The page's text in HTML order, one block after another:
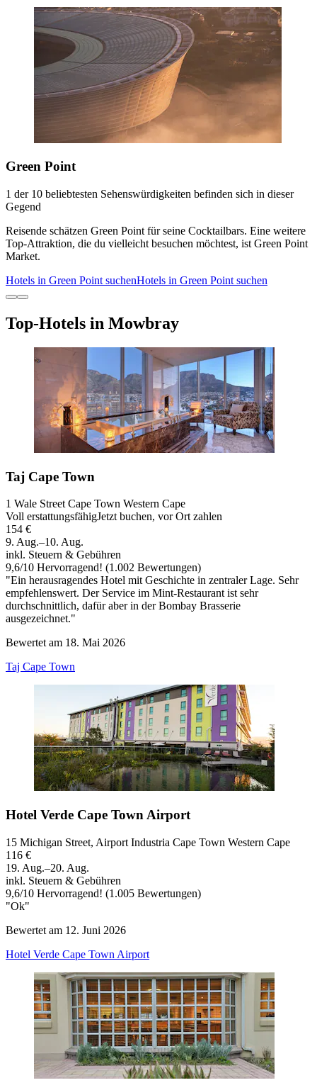
Green Point
1 der 10 beliebtesten Sehenswürdigkeiten befinden sich in dieser
Gegend
Reisende schätzen Green Point für seine Cocktailbars. Eine weitere
Top-Attraktion, die du vielleicht besuchen möchtest, ist Green Point
Market.
Hotels in Green Point suchenHotels in Green Point suchen
Top-Hotels in Mowbray
Taj Cape Town
1 Wale Street Cape Town Western Cape
Voll erstattungsfähigJetzt buchen, vor Ort zahlen
154 €
9. Aug.–10. Aug.
inkl. Steuern & Gebühren
9,6/10 Hervorragend! (1.002 Bewertungen)
"Ein herausragendes Hotel mit Geschichte in zentraler Lage. Sehr
empfehlenswert. Der Service im Mint-Restaurant ist sehr
durchschnittlich, dafür aber in der Bombay Brasserie
ausgezeichnet."
Bewertet am 18. Mai 2026
Taj Cape Town
Hotel Verde Cape Town Airport
15 Michigan Street, Airport Industria Cape Town Western Cape
116 €
19. Aug.–20. Aug.
inkl. Steuern & Gebühren
9,6/10 Hervorragend! (1.005 Bewertungen)
"Ok"
Bewertet am 12. Juni 2026
Hotel Verde Cape Town Airport